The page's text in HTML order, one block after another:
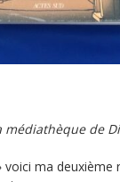
de
voici ma deuxième